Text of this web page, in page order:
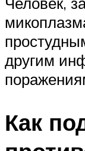
другим
Как